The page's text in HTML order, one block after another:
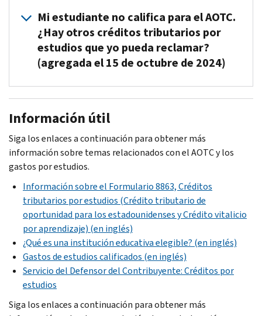
durante
los
primeros
cuatro
de
educación
superior.
al
menos
con
los
requisitos:
haber
reclamado
el
AOTC
ni el
antiguo
Crédito
Hope
por
más
de
cuatro
años
tributarios.
del
año
académico
de
solo
puede
reclamar
AOTC
hasta
cuatro
años
tributarios.
Las
escuelas
fijan
año
Mi estudiante no califica para el AOTC.
¿Hay otros créditos tributarios por
estudios que yo pueda reclamar?
(agregada el 15 de octubre de 2024)
o
su
dependiente
no
para
el
AOTC,
es
posible
que
puedan
calificar
para
Información útil
Siga los enlaces a continuación para obtener más
información sobre temas relacionados con el AOTC y los
gastos por estudios.
Información sobre el Formulario 8863, Créditos
tributarios por estudios (Crédito tributario de
oportunidad para los estadounidenses y Crédito vitalicio
por aprendizaje) (en inglés)
¿Qué es una institución educativa elegible? (en inglés)
Gastos de estudios calificados (en inglés)
Servicio del Defensor del Contribuyente: Créditos por
estudios
Siga los enlaces a continuación para obtener más